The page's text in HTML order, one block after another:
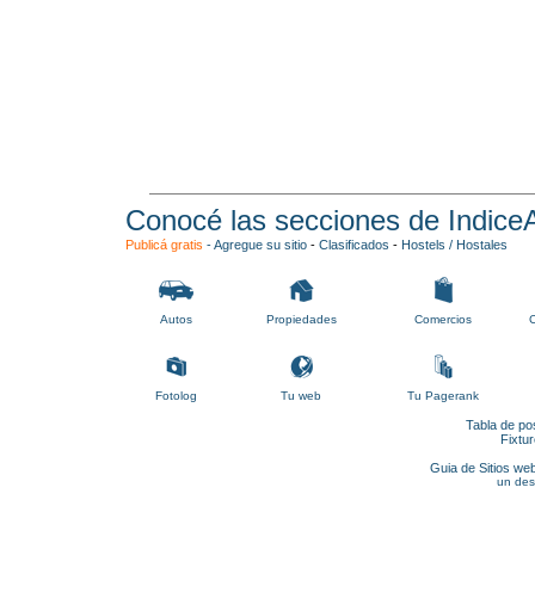
Conocé las secciones de
Publicá gratis -Agregue su sitio - Clasificados - Hostels / Hostales
Autos Propiedades Comercios
Fotolog Tu web Tu Pagerank
Tabla de
Guia de Sitios
un